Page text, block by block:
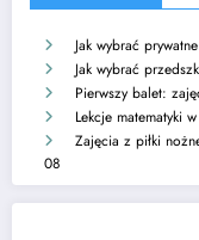
Jak wybrać
Jak wybrać
Pierwszy balet:
Lekcje matematyki
Zajęcia z piłki
08